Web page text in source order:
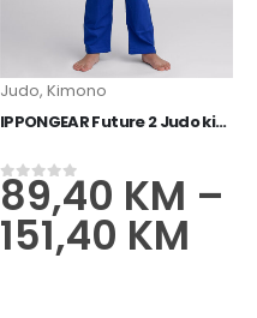
Judo, Kimono
IPPONGEAR Future 2 Judo kimono plavi
0od 5
89,40 KM –
151,40 KM